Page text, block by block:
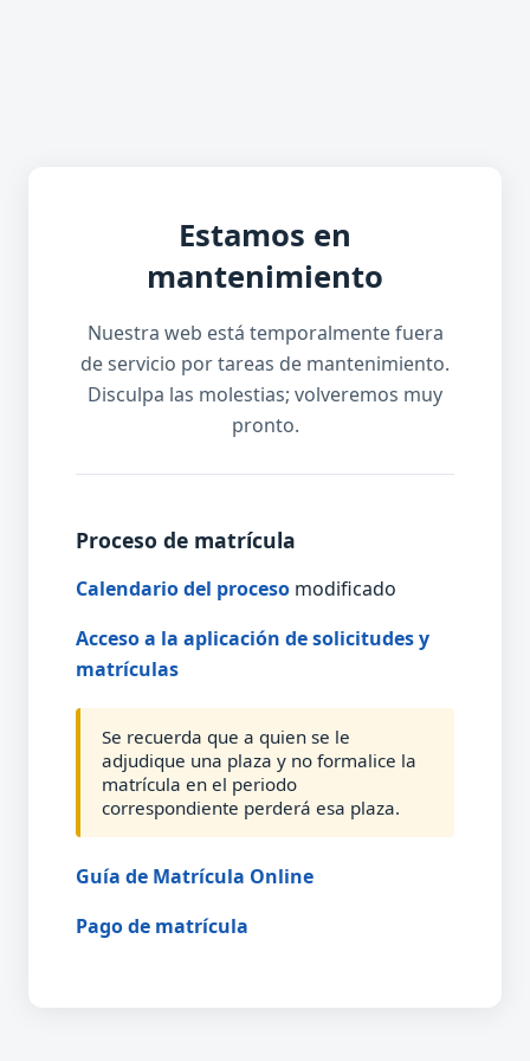
Estamos en
mantenimiento
Nuestra web está temporalmente fuera
de servicio por tareas de mantenimiento.
Disculpa las molestias; volveremos muy
pronto.
Proceso de matrícula
Calendario del proceso modificado
Acceso a la aplicación de solicitudes y
matrículas
Se recuerda que a quien se le
adjudique una plaza y no formalice la
matrícula en el periodo
correspondiente perderá esa plaza.
Guía de Matrícula Online
Pago de matrícula